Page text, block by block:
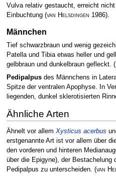
Vulva relativ gestaucht, erreicht
Einbuchtung (van Helsdingen 1986).
Männchen
Tief schwarzbraun und wenig
Patella und Tibia etwas heller und
gelbbraun und dunkelbraun gefleckt. (
Pedipalpusdes Männchens in
Spitze der ventralen Apophyse. In
liegenden, dunkel sklerotisierten
Ähnliche Arten
Ähnelt vor allem Xysticus acerbus
erstgenannte Art ist vor allem über
den vorderen und hinteren
über die Epigyne), der Bestachelung
Pedipalpus zu unterscheiden. (van